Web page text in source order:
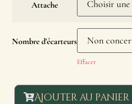
Attache
Nombre d'écarteurs
Effacer
Ajouter au panier